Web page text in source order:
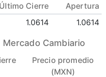
Último Cierre
Apertura
1.0614 1.0614
Cambiario
Precio promedio
(MXN)